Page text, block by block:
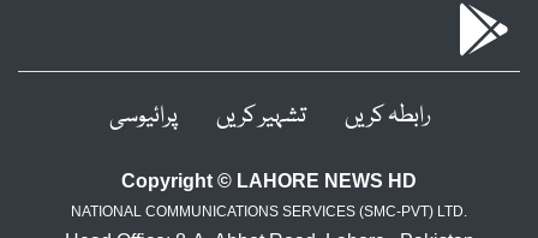
رابطہ کریں تشہیر کریں پرائیوسی
Copyright © LAHORE NEWS HD
NATIONAL COMMUNICATIONS SERVICES (SMC-PVT) LTD.